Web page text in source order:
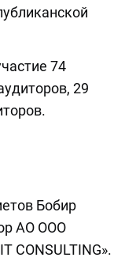
74
29
Бобир
АО ООО
CONSULTING».